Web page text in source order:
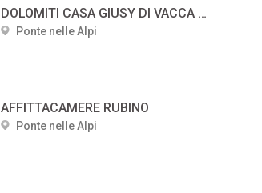
DOLOMITI CASA GIUSY DI VACCA GIUSEPPA
Ponte nelle Alpi
AFFITTACAMERE RUBINO
Ponte nelle Alpi